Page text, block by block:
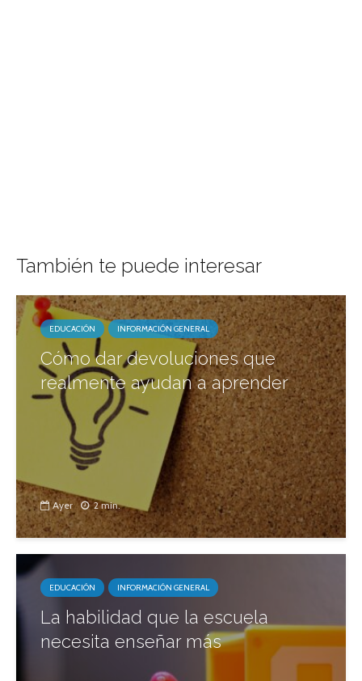
También te puede interesar
EDUCACIÓN INFORMACIÓN GENERAL
Cómo dar devoluciones que
realmente ayudan a aprender
Ayer 2 min.
EDUCACIÓN INFORMACIÓN GENERAL
La habilidad que la escuela
necesita enseñar más